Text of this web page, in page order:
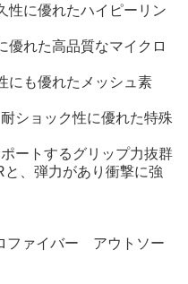
性に優れたハイピーリン
優れた高品質なマイクロ
にも優れたメッシュ素
ショック性に優れた特殊
ートするグリップ力抜群
、弾力があり衝撃に強
ファイバー アウトソー